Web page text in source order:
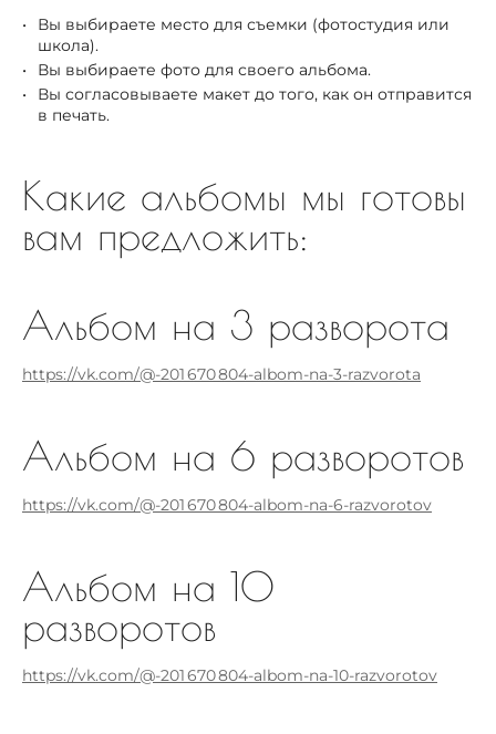
Вы выбираете место для съемки (фотостудия или
школа).
Вы выбираете фото для своего альбома.
Вы согласовываете макет до того, как он отправится
в печать.
Какие альбомы мы готовы
вам предложить:
Альбом на 3 разворота
https://vk.com/@-201 670 804-albom-na-3-razvorota
Альбом на 6 разворотов
https://vk.com/@-201 670 804-albom-na-6-razvorotov
Альбом на 10
разворотов
https://vk.com/@-201 670 804-albom-na-10-razvorotov